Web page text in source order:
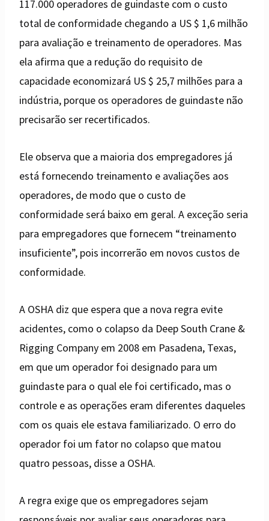
117.000 operadores de guindaste com o custo
total de conformidade chegando a US $ 1,6 milhão
para avaliação e treinamento de operadores. Mas
ela afirma que a redução do requisito de
capacidade economizará US $ 25,7 milhões para a
indústria, porque os operadores de guindaste não
precisarão ser recertificados.
Ele observa que a maioria dos empregadores já
está fornecendo treinamento e avaliações aos
operadores, de modo que o custo de
conformidade será baixo em geral. A exceção seria
para empregadores que fornecem “treinamento
insuficiente”, pois incorrerão em novos custos de
conformidade.
A OSHA diz que espera que a nova regra evite
acidentes, como o colapso da Deep South Crane &
Rigging Company em 2008 em Pasadena, Texas,
em que um operador foi designado para um
guindaste para o qual ele foi certificado, mas o
controle e as operações eram diferentes daqueles
com os quais ele estava familiarizado. O erro do
operador foi um fator no colapso que matou
quatro pessoas, disse a OSHA.
A regra exige que os empregadores sejam